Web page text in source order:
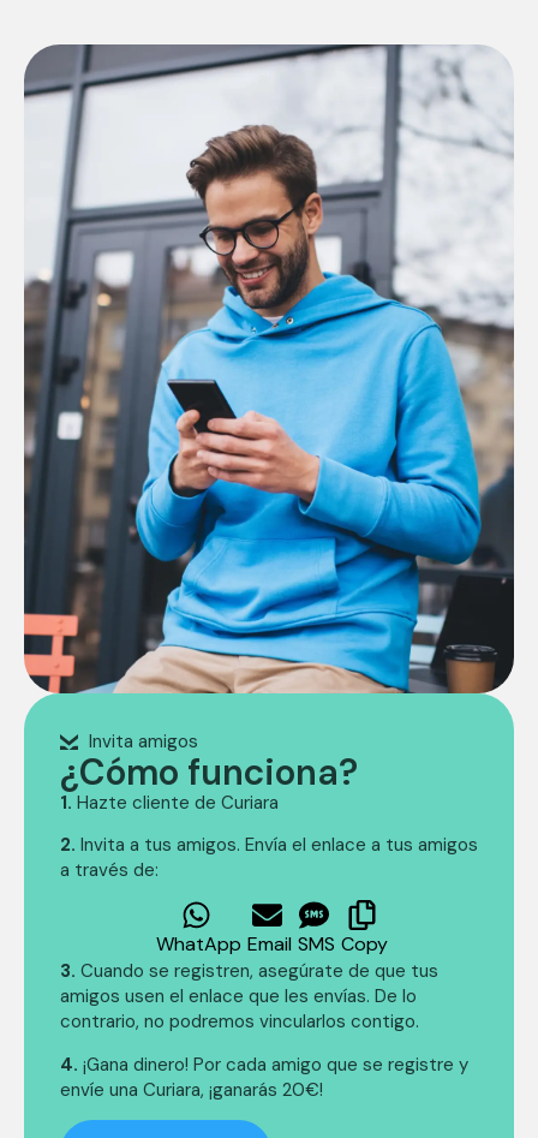
Invita amigos
¿Cómo funciona?
1. Hazte cliente de Curiara
2. Invita a tus amigos. Envía el enlace a tus amigos
a través de:
WhatApp Email SMS Copy
3. Cuando se registren, asegúrate de que tus
amigos usen el enlace que les envías. De lo
contrario, no podremos vincularlos contigo.
4. ¡Gana dinero! Por cada amigo que se registre y
envíe una Curiara, ¡ganarás 20€!